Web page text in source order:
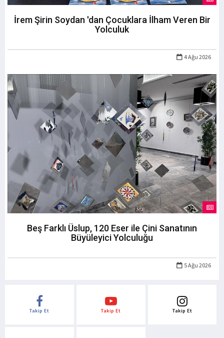
İrem Şirin Soydan 'dan Çocuklara İlham Veren Bir
Yolculuk
4 Ağu 2026
Beş Farklı Üslup, 120 Eser ile Çini Sanatının
Büyüleyici Yolculuğu
5 Ağu 2026
Takip Et Takip Et Takip Et